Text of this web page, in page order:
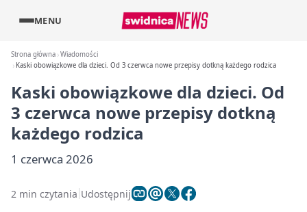
MENU
Strona główna Wiadomości
Kaski obowiązkowe dla dzieci. Od 3 czerwca nowe przepisy dotkną każdego rodzica
Kaski obowiązkowe dla dzieci. Od
3 czerwca nowe przepisy dotkną
każdego rodzica
1 czerwca 2026
2 min czytania Udostępnij